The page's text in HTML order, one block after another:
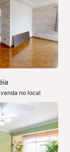
no local